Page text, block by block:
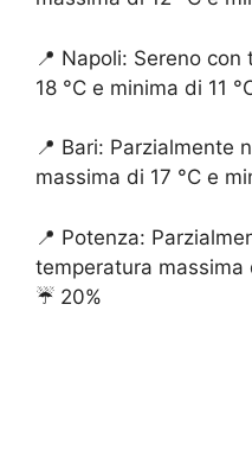
📍 Napoli: Sereno
18 °C e minima di 11
📍 Bari: Parzialmente
massima di 17 °C e
📍 Potenza:
temperatura massima
☔️ 20%